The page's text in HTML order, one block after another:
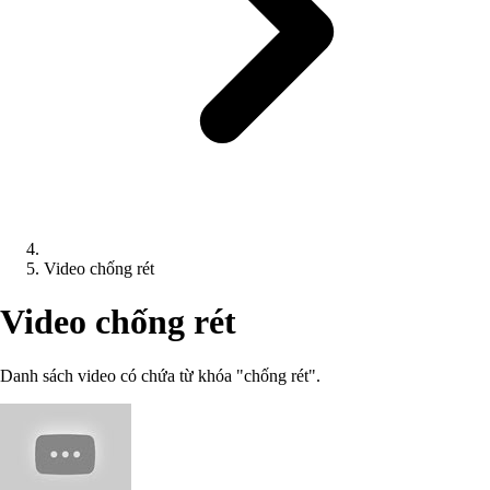
Video chống rét
Video chống rét
Danh sách video có chứa từ khóa "chống rét".